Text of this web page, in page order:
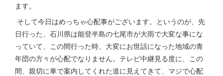
ます。
そして今日はめっちゃ心配事がございます。というのが、先
日行った、石川県は能登半島の七尾市が大雨で大変な事にな
っていて、この間行った時、大変にお世話になった地域の青
年団の方々が心配でなりません。テレビ中継見る度に、この
間、親切に車で案内してくれた道に見えてきて、マジで心配